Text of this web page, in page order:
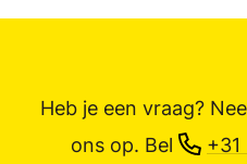
Heb je een vraag?
ons op. Bel